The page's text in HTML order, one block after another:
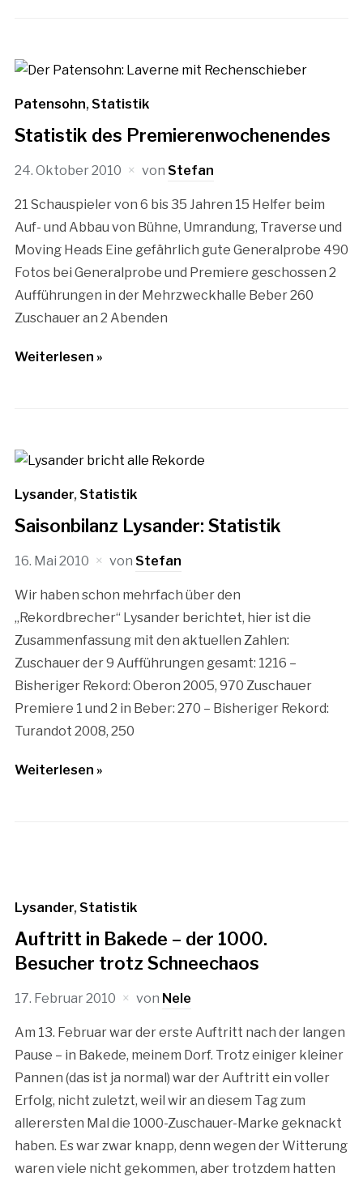
Patensohn, Statistik
Statistik des Premierenwochenendes
24. Oktober 2010 von Stefan
21 Schauspieler von 6 bis 35 Jahren 15 Helfer beim
Auf- und Abbau von Bühne, Umrandung, Traverse und
Moving Heads Eine gefährlich gute Generalprobe 490
Fotos bei Generalprobe und Premiere geschossen 2
Aufführungen in der Mehrzweckhalle Beber 260
Zuschauer an 2 Abenden
Weiterlesen »
Lysander, Statistik
Saisonbilanz Lysander: Statistik
16. Mai 2010 von Stefan
Wir haben schon mehrfach über den
„Rekordbrecher“ Lysander berichtet, hier ist die
Zusammenfassung mit den aktuellen Zahlen:
Zuschauer der 9 Aufführungen gesamt: 1216 –
Bisheriger Rekord: Oberon 2005, 970 Zuschauer
Premiere 1 und 2 in Beber: 270 – Bisheriger Rekord:
Turandot 2008, 250
Weiterlesen »
Lysander, Statistik
Auftritt in Bakede – der 1000.
Besucher trotz Schneechaos
17. Februar 2010 von Nele
Am 13. Februar war der erste Auftritt nach der langen
Pause – in Bakede, meinem Dorf. Trotz einiger kleiner
Pannen (das ist ja normal) war der Auftritt ein voller
Erfolg, nicht zuletzt, weil wir an diesem Tag zum
allerersten Mal die 1000-Zuschauer-Marke geknackt
haben. Es war zwar knapp, denn wegen der Witterung
waren viele nicht gekommen, aber trotzdem hatten